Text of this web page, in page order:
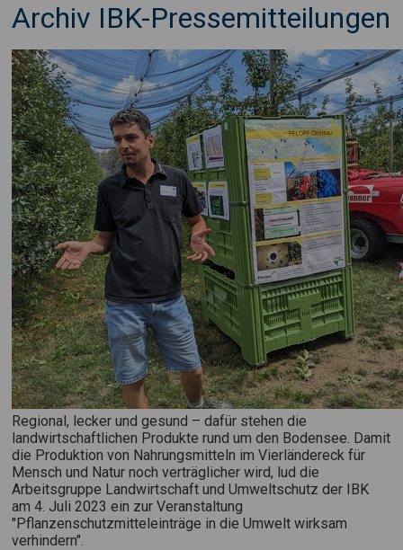
Archiv IBK-Pressemitteilungen
Regional, lecker und gesund – dafür stehen die
landwirtschaftlichen Produkte rund um den Bodensee. Damit
die Produktion von Nahrungsmitteln im Vierländereck für
Mensch und Natur noch verträglicher wird, lud die
Arbeitsgruppe Landwirtschaft und Umweltschutz der IBK
am 4. Juli 2023 ein zur Veranstaltung
"Pflanzenschutzmitteleinträge in die Umwelt wirksam
verhindern".